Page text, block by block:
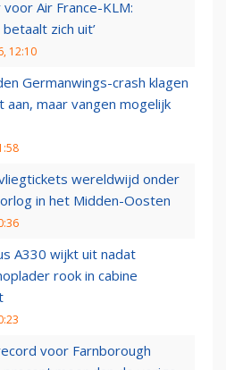
Air France-KLM:
zich uit’
12:10
Germanwings-crash klagen
aan, maar vangen mogelijk
wereldwijd onder
in het Midden-Oosten
A330 wijkt uit nadat
rook in cabine
voor Farnborough